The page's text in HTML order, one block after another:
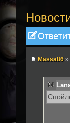
Ответить
Massa86 »